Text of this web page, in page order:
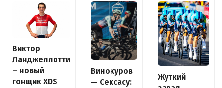
Виктор
Ланджеллотти
– новый
гонщик XDS
Винокуров
— Сексасу:
Жуткий